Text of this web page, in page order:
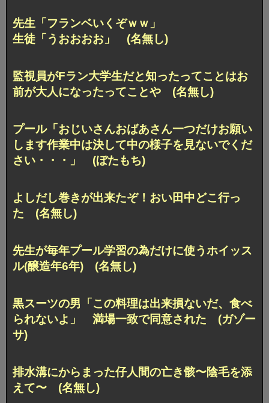
先生「フランベいくぞｗｗ」
生徒「うおおおお」 (名無し)
監視員がFラン大学生だと知ったってことはお
前が大人になったってことや (名無し)
プール「おじいさんおばあさん一つだけお願い
します作業中は決して中の様子を見ないでくだ
さい・・・」 (ぼたもち)
よしだし巻きが出来たぞ！おい田中どこ行っ
た (名無し)
先生が毎年プール学習の為だけに使うホイッス
ル(醸造年6年) (名無し)
黒スーツの男「この料理は出来損ないだ、食べ
られないよ」 満場一致で同意された (ガゾー
サ)
排水溝にからまった仔人間の亡き骸〜陰毛を添
えて〜 (名無し)